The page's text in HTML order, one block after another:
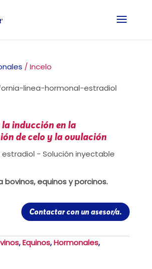
/ Incelo
inducción en la
de celo y la ovulación
- Solución inyectable
bovinos, equinos y porcinos.
Contactar con un asesor/a.
,Equinos,Hormonales,